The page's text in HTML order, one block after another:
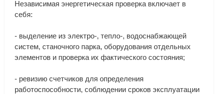
Независимая энергетическая проверка включает в
себя:
- выделение из электро-, тепло-, водоснабжающей
систем, станочного парка, оборудования отдельных
элементов и проверка их фактического состояния;
- ревизию счетчиков для определения
работоспособности, соблюдении сроков эксплуатации